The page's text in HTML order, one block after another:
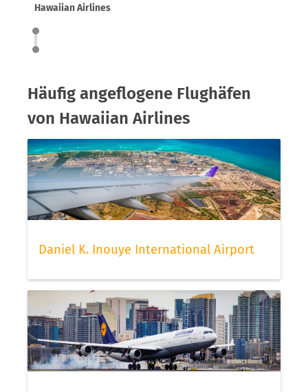
Hawaiian Airlines
Häufig angeflogene Flughäfen
von Hawaiian Airlines
Daniel K. Inouye International Airport